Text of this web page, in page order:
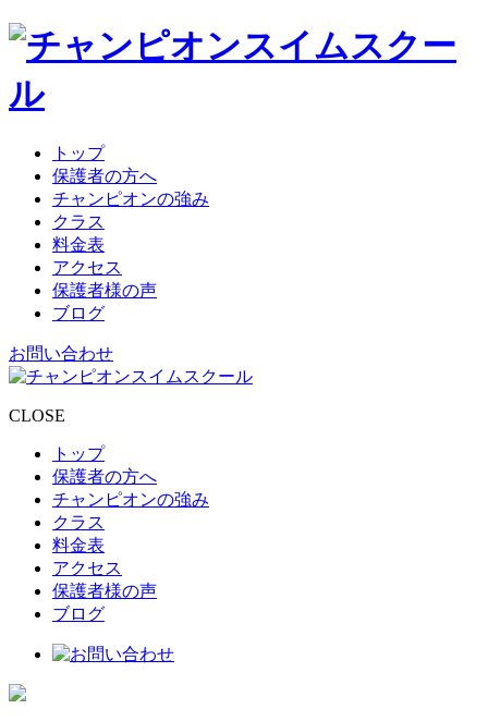
トップ
保護者の方へ
チャンピオンの強み
クラス
料金表
アクセス
保護者様の声
ブログ
お問い合わせ
CLOSE
トップ
保護者の方へ
チャンピオンの強み
クラス
料金表
アクセス
保護者様の声
ブログ